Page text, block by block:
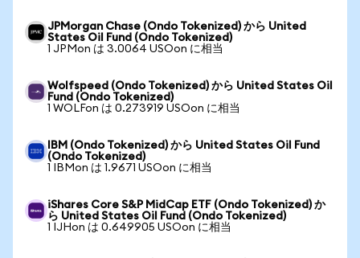
JPMorgan Chase (Ondo Tokenized) から United
States Oil Fund (Ondo Tokenized)
1 JPMon は 3.0064 USOon に相当
Wolfspeed (Ondo Tokenized) から United States Oil
Fund (Ondo Tokenized)
1 WOLFon は 0.273919 USOon に相当
IBM (Ondo Tokenized) から United States Oil Fund
(Ondo Tokenized)
1 IBMon は 1.9671 USOon に相当
iShares Core S&P MidCap ETF (Ondo Tokenized) か
ら United States Oil Fund (Ondo Tokenized)
1 IJHon は 0.649905 USOon に相当